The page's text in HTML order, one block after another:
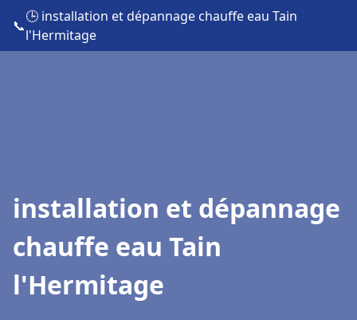
📞
🕒 installation et dépannage chauffe eau Tain
l'Hermitage
installation et dépannage
chauffe eau Tain
l'Hermitage